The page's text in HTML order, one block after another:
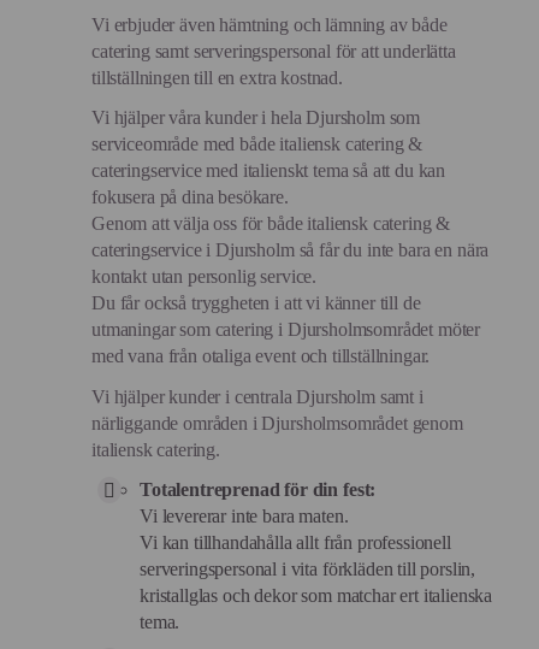
Vi erbjuder även hämtning och lämning av både
catering samt serveringspersonal för att underlätta
tillställningen till en extra kostnad.
Vi hjälper våra kunder i hela Djursholm som
serviceområde med både italiensk catering &
cateringservice med italienskt tema så att du kan
fokusera på dina besökare.
Genom att välja oss för både italiensk catering &
cateringservice i Djursholm så får du inte bara en nära
kontakt utan personlig service.
Du får också tryggheten i att vi känner till de
utmaningar som catering i Djursholmsområdet möter
med vana från otaliga event och tillställningar.
Vi hjälper kunder i centrala Djursholm samt i
närliggande områden i Djursholmsområdet genom
italiensk catering.
Totalentreprenad för din fest:
Vi levererar inte bara maten.
Vi kan tillhandahålla allt från professionell
serveringspersonal i vita förkläden till porslin,
kristallglas och dekor som matchar ert italienska
tema.